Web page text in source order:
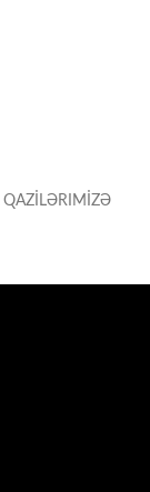
QAZİLƏRIMİZƏ